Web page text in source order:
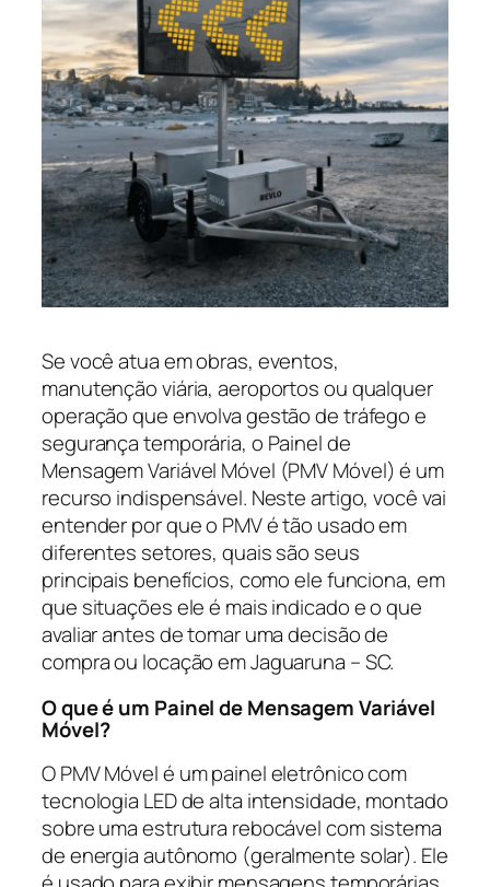
Se você atua em obras, eventos,
manutenção viária, aeroportos ou qualquer
operação que envolva gestão de tráfego e
segurança temporária, o Painel de
Mensagem Variável Móvel (PMV Móvel) é um
recurso indispensável. Neste artigo, você vai
entender por que o PMV é tão usado em
diferentes setores, quais são seus
principais benefícios, como ele funciona, em
que situações ele é mais indicado e o que
avaliar antes de tomar uma decisão de
compra ou locação em Jaguaruna – SC.
O que é um Painel de Mensagem Variável
Móvel?
O PMV Móvel é um painel eletrônico com
tecnologia LED de alta intensidade, montado
sobre uma estrutura rebocável com sistema
de energia autônomo (geralmente solar). Ele